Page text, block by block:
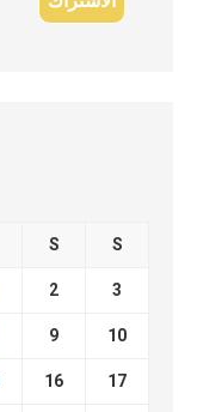
S S
2 3
9 10
16 17